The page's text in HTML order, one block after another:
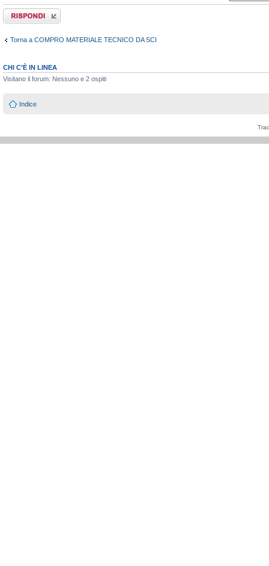
Rispondi al
messaggio
Torna a COMPRO MATERIALE TECNICO DA SCI
CHI C’È IN LINEA
Visitano il forum: Nessuno e 2 ospiti
Indice